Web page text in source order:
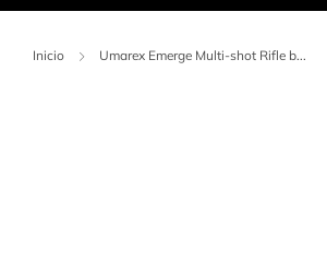
Inicio Umarex Emerge Multi-shot Rifle b...